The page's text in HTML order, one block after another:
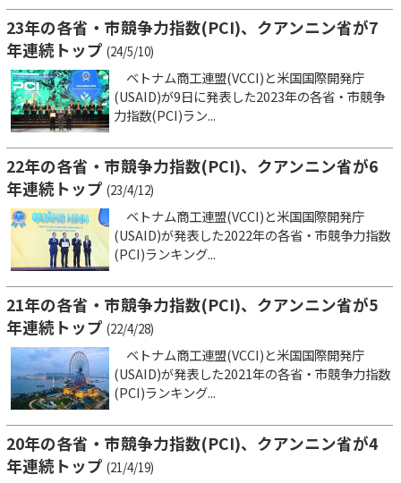
23年の各省・市競争力指数(PCI)、クアンニン省が7
年連続トップ (24/5/10)
ベトナム商工連盟(VCCI)と米国国際開発庁
(USAID)が9日に発表した2023年の各省・市競争
力指数(PCI)ラン...
22年の各省・市競争力指数(PCI)、クアンニン省が6
年連続トップ (23/4/12)
ベトナム商工連盟(VCCI)と米国国際開発庁
(USAID)が発表した2022年の各省・市競争力指数
(PCI)ランキング...
21年の各省・市競争力指数(PCI)、クアンニン省が5
年連続トップ (22/4/28)
ベトナム商工連盟(VCCI)と米国国際開発庁
(USAID)が発表した2021年の各省・市競争力指数
(PCI)ランキング...
20年の各省・市競争力指数(PCI)、クアンニン省が4
年連続トップ (21/4/19)